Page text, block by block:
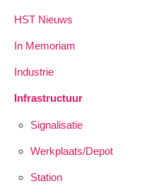
HST Nieuws
In Memoriam
Industrie
Infrastructuur
Signalisatie
Werkplaats/Depot
Station